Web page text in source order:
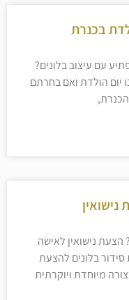
בכנרת
עם עיצוב בלונים?
יום הולדת ואם בחרתם
נישואין
הצעת נישואין לאישה
בלונים להצעת
מיוחדת ויוקרתית